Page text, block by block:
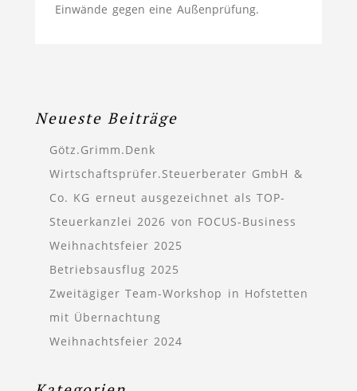
Einwände gegen eine Außenprüfung.
Neueste Beiträge
Götz.Grimm.Denk
Wirtschaftsprüfer.Steuerberater GmbH &
Co. KG erneut ausgezeichnet als TOP-
Steuerkanzlei 2026 von FOCUS-Business
Weihnachtsfeier 2025
Betriebsausflug 2025
Zweitägiger Team-Workshop in Hofstetten
mit Übernachtung
Weihnachtsfeier 2024